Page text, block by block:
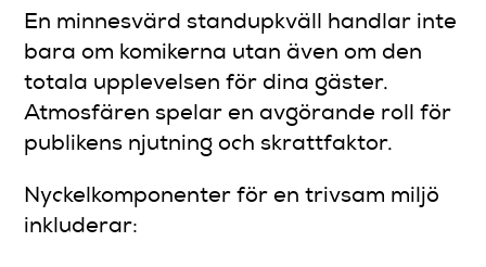
En minnesvärd standupkväll handlar inte
bara om komikerna utan även om den
totala upplevelsen för dina gäster.
Atmosfären spelar en avgörande roll för
publikens njutning och skrattfaktor.
Nyckelkomponenter för en trivsam miljö
inkluderar: